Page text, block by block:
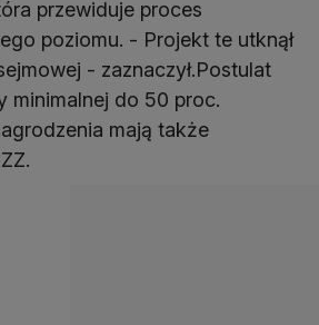
przewiduje proces
poziomu. - Projekt te utknął
- zaznaczył.Postulat
minimalnej do 50 proc.
mają także